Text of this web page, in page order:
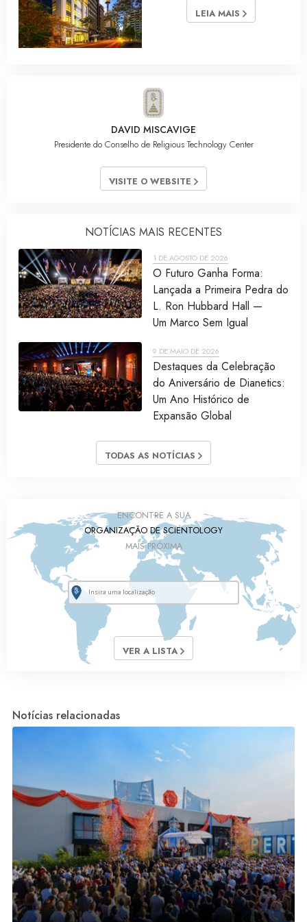
LEIA MAIS
DAVID MISCAVIGE
Presidente do Conselho de Religious Technology Center
VISITE O WEBSITE
NOTÍCIAS MAIS RECENTES
1 DE AGOSTO DE 2026
O Futuro Ganha Forma:
Lançada a Primeira Pedra do
L. Ron Hubbard Hall —
Um Marco Sem Igual
9 DE MAIO DE 2026
Destaques da Celebração
do Aniversário de Dianetics:
Um Ano Histórico de
Expansão Global
TODAS AS NOTÍCIAS
ENCONTRE A SUA
ORGANIZAÇÃO DE SCIENTOLOGY
MAIS PRÓXIMA
VER A LISTA
Notícias relacionadas